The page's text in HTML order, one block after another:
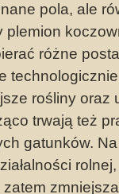
pola, ale
plemion
różne
rośliny oraz
trwają też
gatunków.